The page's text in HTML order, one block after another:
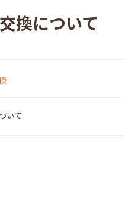
換について
いて